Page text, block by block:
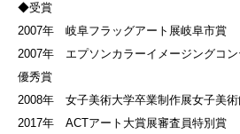
◆受賞
2007年 岐阜フラッグアート展岐阜市賞
2007年 エプソンカラーイメージングコン
優秀賞
2008年 女子美術大学卒業制作展女子美術
2017年 ACTアート大賞展審査員特別賞